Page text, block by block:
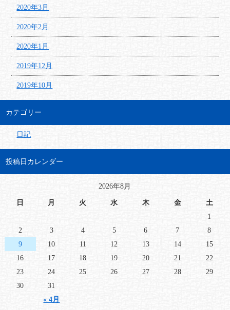
2020年3月
2020年2月
2020年1月
2019年12月
2019年10月
カテゴリー
日記
投稿日カレンダー
2026年8月
日 月 火 水 木 金 土
« 4月
1
2
3 4 5 6 7
8
9
10 11 12 13 14
15
16
17 18 19 20 21
22
23
24 25 26 27 28
29
30
31